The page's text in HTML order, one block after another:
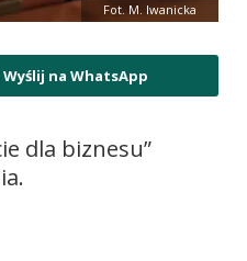
Fot. M. Iwanicka
Wyślij na WhatsApp
dla biznesu”